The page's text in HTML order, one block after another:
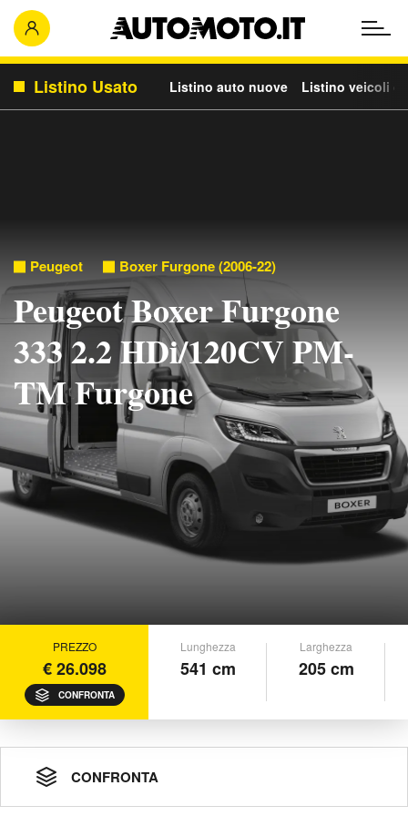
Listino Usato Listino auto nuove Listino veicoli
Peugeot Boxer Furgone (2006-22)
Peugeot Boxer Furgone
333 2.2 HDi/120CV PM-
TM Furgone
PREZZO
€ 26.098
CONFRONTA
Lunghezza
541 cm
Larghezza
205 cm
CONFRONTA